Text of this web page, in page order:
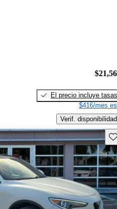
El precio incluye tasas
$416/mes
Verif. disponibilidad